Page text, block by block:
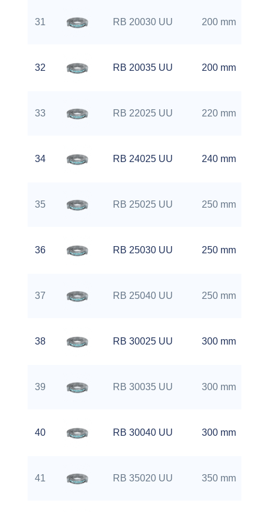
31 RB 20030 UU 200 mm
32 RB 20035 UU 200 mm
33 RB 22025 UU 220 mm
34 RB 24025 UU 240 mm
35 RB 25025 UU 250 mm
36 RB 25030 UU 250 mm
37 RB 25040 UU 250 mm
38 RB 30025 UU 300 mm
39 RB 30035 UU 300 mm
40 RB 30040 UU 300 mm
41 RB 35020 UU 350 mm